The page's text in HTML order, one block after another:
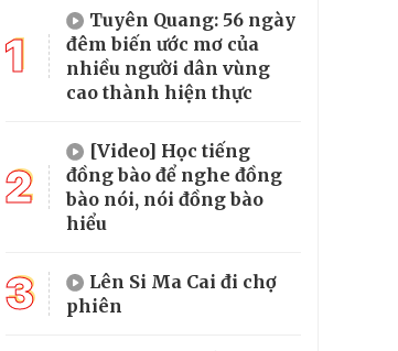
1
Tuyên Quang: 56 ngày
đêm biến ước mơ của
nhiều người dân vùng
cao thành hiện thực
2
[Video] Học tiếng
đồng bào để nghe đồng
bào nói, nói đồng bào
hiểu
3
Lên Si Ma Cai đi chợ
phiên